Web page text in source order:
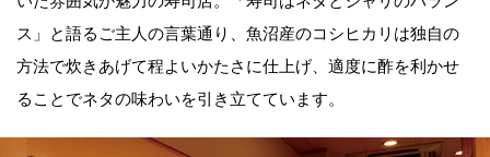
ス」と語るご主人の言葉通り、魚沼産のコシヒカリは独自の
方法で炊きあげて程よいかたさに仕上げ、適度に酢を利かせ
ることでネタの味わいを引き立てています。